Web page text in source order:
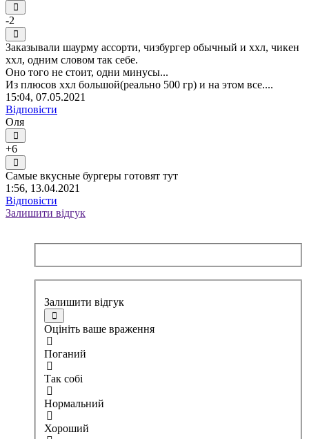
-2
Заказывали шаурму ассорти, чизбургер обычный и ххл, чикен
ххл, одним словом так себе.
Оно того не стоит, одни минусы...
Из плюсов ххл большой(реально 500 гр) и на этом все....
15:04, 07.05.2021
Відповісти
Оля
+6
Самые вкусные бургеры готовят тут
1:56, 13.04.2021
Відповісти
Залишити відгук
Залишити відгук
Оцініть ваше враження
Поганий
Так собі
Нормальний
Хороший